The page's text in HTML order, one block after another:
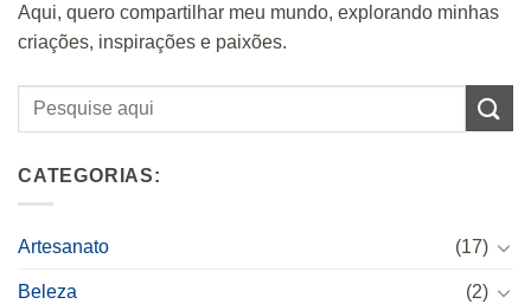
Aqui, quero compartilhar meu mundo, explorando minhas
criações, inspirações e paixões.
CATEGORIAS:
Artesanato (17)
Beleza (2)